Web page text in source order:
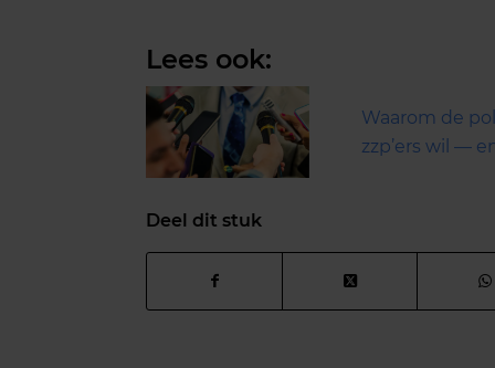
Lees ook:
Waarom de
zzp’ers wil —
Deel dit stuk